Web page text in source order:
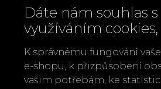
Bez plastu a kovu
Ručně vyrobeno
Dáte nám souhlas s
využíváním
K správnému fungování
e-shopu, k přizpůsobení
vašim potřebám, ke